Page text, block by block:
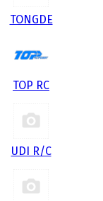
TONGDE
TOP RC
UDI R/С